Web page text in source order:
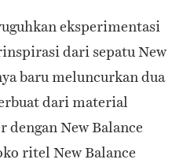
eksperimentasi
dari sepatu New
baru meluncurkan dua
dari material
dengan New Balance
ritel New Balance